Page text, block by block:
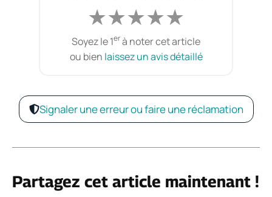
★★★★★
Soyez le 1erà noter cet article
ou bien laissez un avis détaillé
Signaler une erreur ou faire une réclamation
Partagez cet article maintenant !